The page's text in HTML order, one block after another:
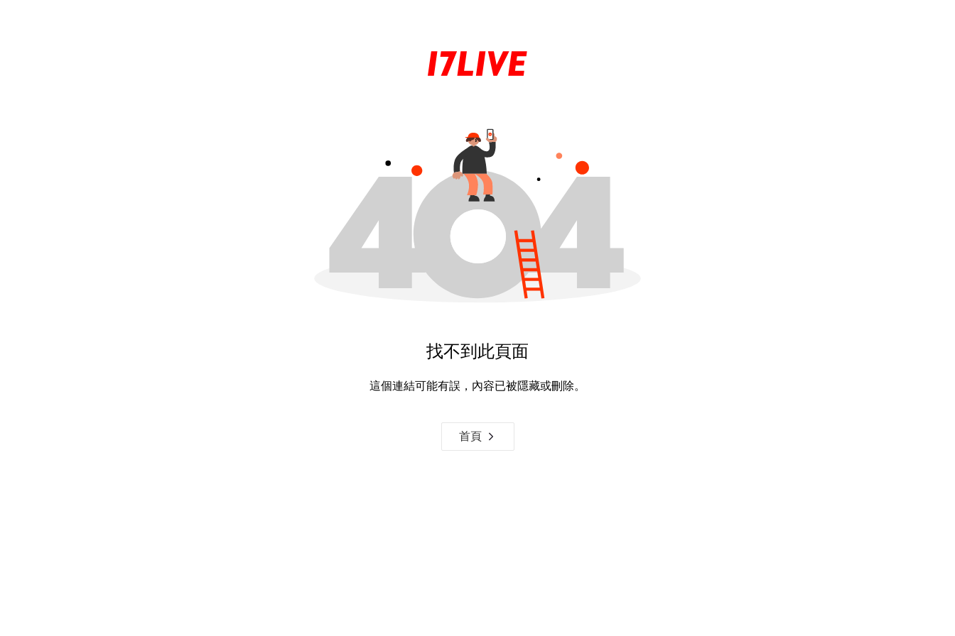
找不到此頁面
這個連結可能有誤，內容已被隱藏或刪除。
首頁